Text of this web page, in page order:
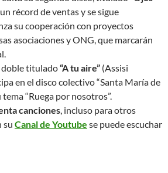
récord de ventas y se sigue
su cooperación con proyectos
asociaciones y ONG, que marcarán
doble titulado“A tu aire” (Assisi
en el disco colectivo “Santa María de
“Ruega por nosotros”.
canciones, incluso para otros
su Canal de Youtube se puede escuchar